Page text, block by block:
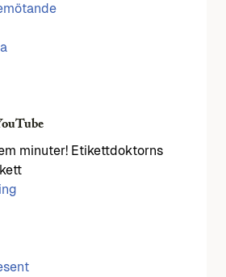
minuter! Etikettdoktorns